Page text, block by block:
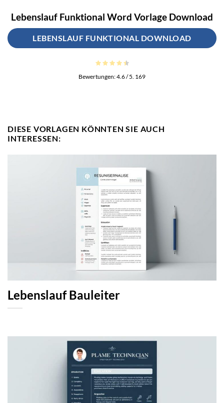
Lebenslauf Funktional Word Vorlage Download
LEBENSLAUF FUNKTIONAL DOWNLOAD
Bewertungen:4.6/ 5. 169
DIESE VORLAGEN KÖNNTEN SIE AUCH
INTERESSEN:
Lebenslauf Bauleiter